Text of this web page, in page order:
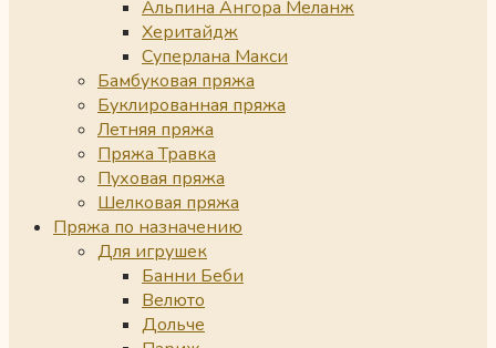
Альпина Ангора Меланж
Херитайдж
Суперлана Макси
Бамбуковая пряжа
Буклированная пряжа
Летняя пряжа
Пряжа Травка
Пуховая пряжа
Шелковая пряжа
Пряжа по назначению
Для игрушек
Банни Беби
Велюто
Дольче